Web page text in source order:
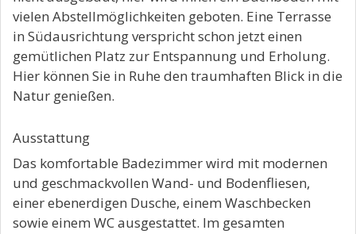
vielen Abstellmöglichkeiten geboten. Eine Terrasse
in Südausrichtung verspricht schon jetzt einen
gemütlichen Platz zur Entspannung und Erholung.
Hier können Sie in Ruhe den traumhaften Blick in die
Natur genießen.
Ausstattung
Das komfortable Badezimmer wird mit modernen
und geschmackvollen Wand- und Bodenfliesen,
einer ebenerdigen Dusche, einem Waschbecken
sowie einem WC ausgestattet. Im gesamten